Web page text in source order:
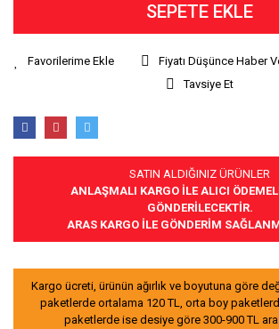
SEPETE EKLE
Fiyatı Düşünce Haber
Tavsiye Et
SATIN ALDIĞINIZ ÜRÜNLER
ANLAŞMALI KARGO İLE ALICI
GÖNDERİLECEKTİR.
ARAS KARGO İLE GÖNDERİM
Kargo ücreti, ürünün ağırlık ve boyutuna göre
paketlerde ortalama 120 TL, orta boy
paketlerde ise desiye göre 300-900 TL